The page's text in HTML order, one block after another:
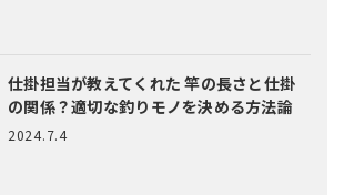
仕掛担当が教えてくれた竿の長さと仕掛
の関係？適切な釣りモノを決める方法論
2024.7.4